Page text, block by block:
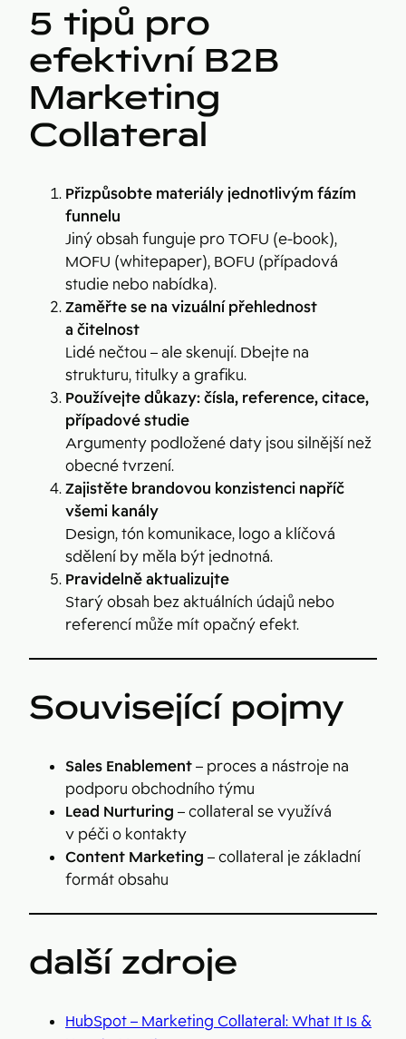
5 tipů pro
efektivní B2B
Marketing
Collateral
Přizpůsobte materiály jednotlivým fázím
funnelu
Jiný obsah funguje pro TOFU (e-book),
MOFU (whitepaper), BOFU (případová
studie nebo nabídka).
Zaměřte se na vizuální přehlednost
a čitelnost
Lidé nečtou – ale skenují. Dbejte na
strukturu, titulky a grafiku.
Používejte důkazy: čísla, reference, citace,
případové studie
Argumenty podložené daty jsou silnější než
obecné tvrzení.
Zajistěte brandovou konzistenci napříč
všemi kanály
Design, tón komunikace, logo a klíčová
sdělení by měla být jednotná.
Pravidelně aktualizujte
Starý obsah bez aktuálních údajů nebo
referencí může mít opačný efekt.
Související pojmy
Sales Enablement– proces a nástroje na
podporu obchodního týmu
Lead Nurturing – collateral se využívá
v péči o kontakty
Content Marketing – collateral je základní
formát obsahu
další zdroje
HubSpot – Marketing Collateral: What It Is &